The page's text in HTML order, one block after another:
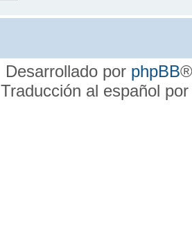
Desarrollado por phpBB
Traducción al español